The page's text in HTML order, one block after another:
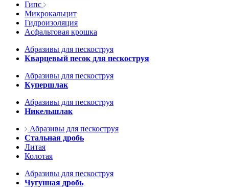
Гипс
Микрокальцит
Гидроизоляция
Асфальтовая крошка
Абразивы для пескоструя
Кварцевый песок для пескоструя
Абразивы для пескоструя
Купершлак
Абразивы для пескоструя
Никельшлак
Абразивы для пескоструя
Стальная дробь
Литая
Колотая
Абразивы для пескоструя
Чугунная дробь